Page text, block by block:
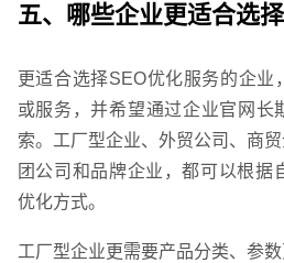
五、哪些企业更适合选
更适合选择SEO优化服务的企业
或服务，并希望通过企业官网长
索。工厂型企业、外贸公司、商
团公司和品牌企业，都可以根据
优化方式。
工厂型企业更需要产品分类、参